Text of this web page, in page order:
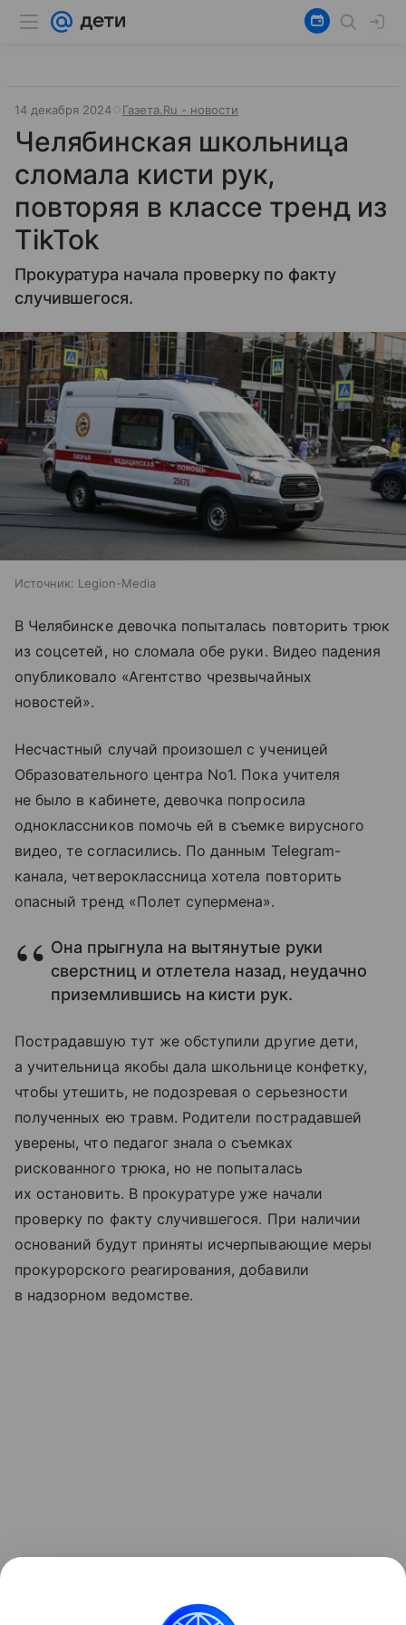
14 декабря 2024 Газета.Ru - новости
Челябинская школьница
сломала кисти рук,
повторяя в классе тренд из
TikTok
Прокуратура начала проверку по факту
случившегося.
Источник: Legion-Media
В Челябинске девочка попыталась повторить трюк
из соцсетей, но сломала обе руки. Видео падения
опубликовало «Агентство чрезвычайных
новостей».
Несчастный случай произошел с ученицей
Образовательного центра No1. Пока учителя
не было в кабинете, девочка попросила
одноклассников помочь ей в съемке вирусного
видео, те согласились. По данным Telegram-
канала, четвероклассница хотела повторить
опасный тренд «Полет супермена».
Она прыгнула на вытянутые руки
сверстниц и отлетела назад, неудачно
приземлившись на кисти рук.
Пострадавшую тут же обступили другие дети,
а учительница якобы дала школьнице конфетку,
чтобы утешить, не подозревая о серьезности
полученных ею травм. Родители пострадавшей
уверены, что педагог знала о съемках
рискованного трюка, но не попыталась
их остановить. В прокуратуре уже начали
проверку по факту случившегося. При наличии
оснований будут приняты исчерпывающие меры
прокурорского реагирования, добавили
в надзорном ведомстве.